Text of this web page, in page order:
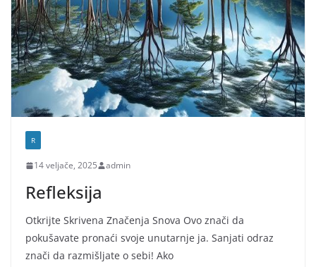
R
14 veljače, 2025 admin
Refleksija
Otkrijte Skrivena Značenja Snova Ovo znači da
pokušavate pronaći svoje unutarnje ja. Sanjati odraz
znači da razmišljate o sebi! Ako